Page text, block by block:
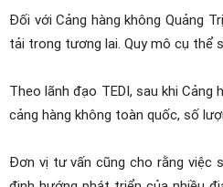
Đối với Cảng hàng không Quảng
tải trong tương lai. Quy mô cụ thể
Theo lãnh đạo TEDI, sau khi
cảng hàng không toàn quốc, số
Đơn vị tư vấn cũng cho rằng việc